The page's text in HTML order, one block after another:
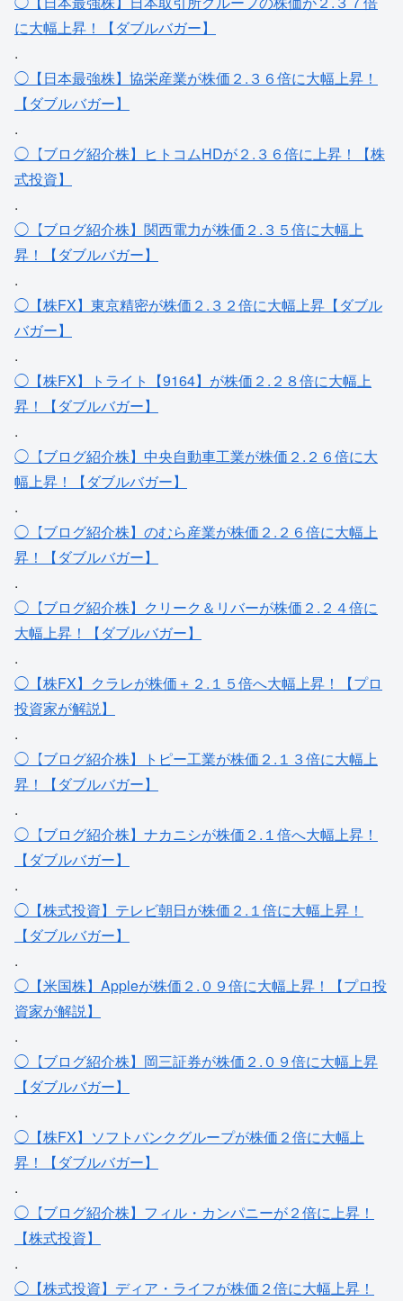
に大幅上昇！【ダブルバガー】
.
◯【日本最強株】協栄産業が株価２.３６倍に大幅上昇！
【ダブルバガー】
.
◯【ブログ紹介株】ヒトコムHDが２.３６倍に上昇！【株
式投資】
.
◯【ブログ紹介株】関西電力が株価２.３５倍に大幅上
昇！【ダブルバガー】
.
◯【株FX】東京精密が株価２.３２倍に大幅上昇【ダブル
バガー】
.
◯【株FX】トライト【9164】が株価２.２８倍に大幅上
昇！【ダブルバガー】
.
◯【ブログ紹介株】中央自動車工業が株価２.２６倍に大
幅上昇！【ダブルバガー】
.
◯【ブログ紹介株】のむら産業が株価２.２６倍に大幅上
昇！【ダブルバガー】
.
◯【ブログ紹介株】クリーク＆リバーが株価２.２４倍に
大幅上昇！【ダブルバガー】
.
◯【株FX】クラレが株価＋２.１５倍へ大幅上昇！【プロ
投資家が解説】
.
◯【ブログ紹介株】トピー工業が株価２.１３倍に大幅上
昇！【ダブルバガー】
.
◯【ブログ紹介株】ナカニシが株価２.１倍へ大幅上昇！
【ダブルバガー】
.
◯【株式投資】テレビ朝日が株価２.１倍に大幅上昇！
【ダブルバガー】
.
◯【米国株】Appleが株価２.０９倍に大幅上昇！【プロ投
資家が解説】
.
◯【ブログ紹介株】岡三証券が株価２.０９倍に大幅上昇
【ダブルバガー】
.
◯【株FX】ソフトバンクグループが株価２倍に大幅上
昇！【ダブルバガー】
.
◯【ブログ紹介株】フィル・カンパニーが２倍に上昇！
【株式投資】
.
◯【株式投資】ディア・ライフが株価２倍に大幅上昇！